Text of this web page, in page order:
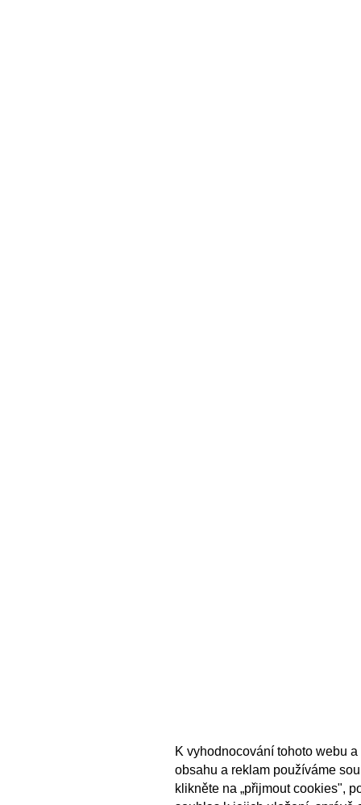
K vyhodnocování tohoto webu
obsahu a reklam používáme
klikněte na „přijmout cookies",